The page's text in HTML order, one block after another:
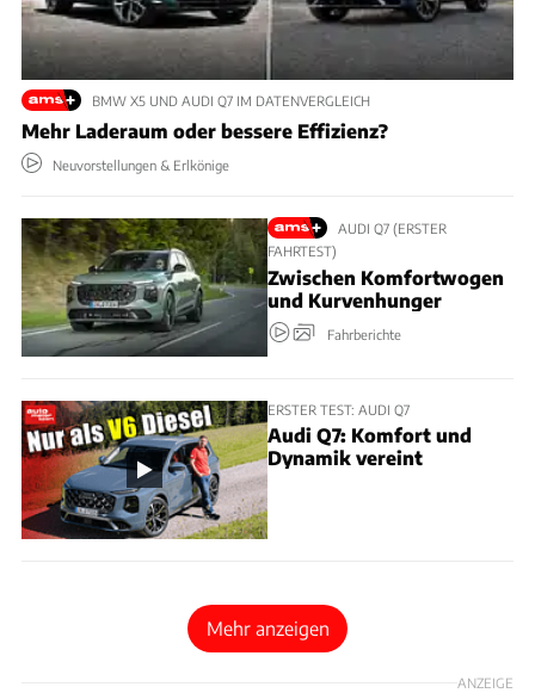
BMW X5 UND AUDI Q7 IM DATENVERGLEICH
Mehr Laderaum oder bessere Effizienz?
Neuvorstellungen & Erlkönige
AUDI Q7 (ERSTER
FAHRTEST)
Zwischen Komfortwogen
und Kurvenhunger
Fahrberichte
ERSTER TEST: AUDI Q7
Audi Q7: Komfort und
Dynamik vereint
Mehr anzeigen
ANZEIGE